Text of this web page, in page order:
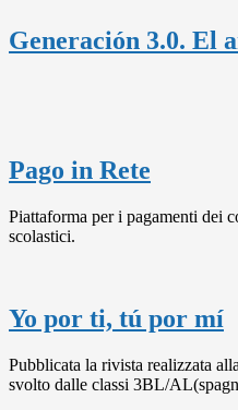
Generación 3.0. El
Pago in Rete
Piattaforma per i pagamenti dei
scolastici.
Yo por ti, tú por mí
Pubblicata la rivista realizzata
svolto dalle classi 3BL/